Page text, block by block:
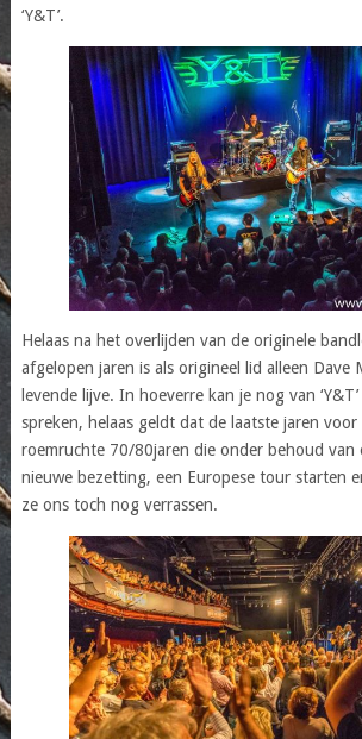
‘Y&T’.
Helaas na het overlijden van de originele
afgelopen jaren is als origineel lid alleen Dave
levende lijve. In hoeverre kan je nog van
spreken, helaas geldt dat de laatste jaren
roemruchte 70/80jaren die onder behoud van
nieuwe bezetting, een Europese tour starten
ze ons toch nog verrassen.